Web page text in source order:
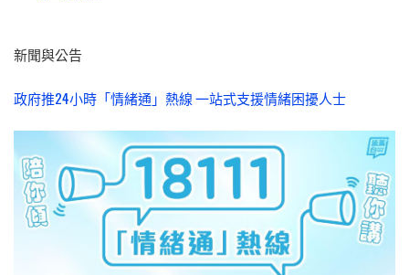
新聞與公告
政府推24小時「情緒通」熱線 一站式支援情緒困擾人士